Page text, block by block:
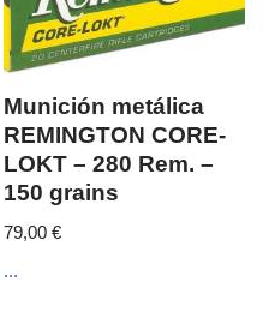
Munición metálica
REMINGTON CORE-
LOKT – 280 Rem. –
150 grains
79,00€
...